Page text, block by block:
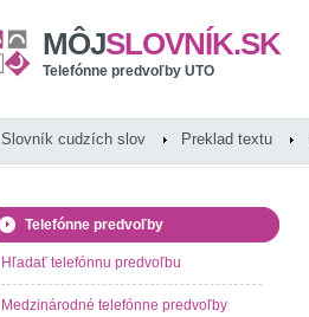
MÔJSLOVNÍK.SK
Telefónne predvoľby UTO
Slovník cudzích slov Preklad textu
Telefónne predvoľby
Hľadať telefónnu predvoľbu
Medzinárodné telefónne predvoľby